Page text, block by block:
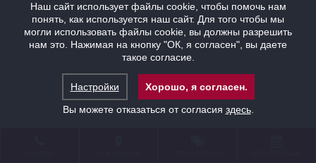
Наш сайт использует файлы cookie, чтобы помочь нам
понять, как используется наш сайт. Для того чтобы мы
могли использовать файлы cookie, вы должны разрешить
нам это. Нажимая на кнопку "ОК, я согласен", вы даете
такое согласие.
Настройки
Хорошо, я согласен.
Вы можете отказаться от согласия здесь.